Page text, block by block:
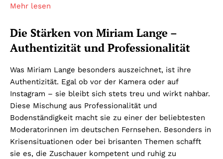
Mehr lesen
Die Stärken von Miriam Lange –
Authentizität und Professionalität
Was Miriam Lange besonders auszeichnet, ist ihre
Authentizität. Egal ob vor der Kamera oder auf
Instagram – sie bleibt sich stets treu und wirkt nahbar.
Diese Mischung aus Professionalität und
Bodenständigkeit macht sie zu einer der beliebtesten
Moderatorinnen im deutschen Fernsehen. Besonders in
Krisensituationen oder bei brisanten Themen schafft
sie es, die Zuschauer kompetent und ruhig zu